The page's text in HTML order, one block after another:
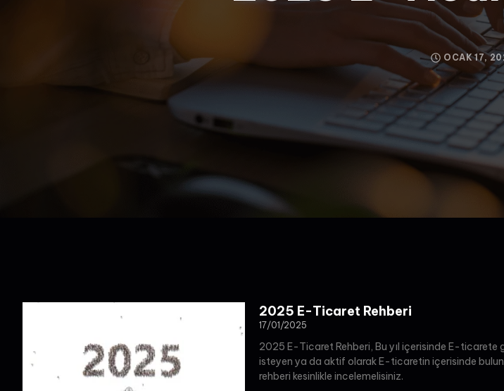
OCAK 17,
2025 E-Ticaret Rehberi
17/01/2025
2025 E-Ticaret Rehberi, Bu yıl içerisinde E-ticarete
isteyen ya da aktif olarak E-ticaretin içerisinde
rehberi kesinlikle incelemelisiniz.